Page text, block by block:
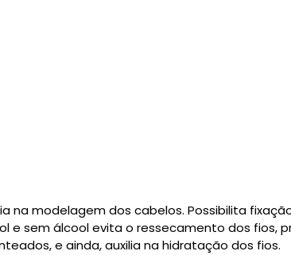
na modelagem dos cabelos. Possibilita
e sem álcool evita o ressecamento dos fios,
e ainda, auxilia na hidratação dos fios.